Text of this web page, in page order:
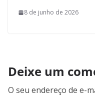
8 de junho de 2026
Deixe um
O seu endereço de e-